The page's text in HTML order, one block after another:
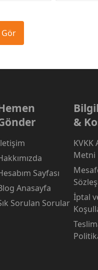
Sayfası
Anasayfa
Sorulan Sorular
&
KVKK
Metni
İptal